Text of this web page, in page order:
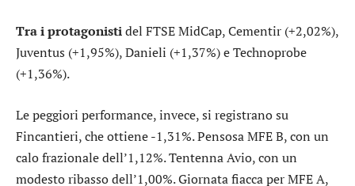
Tra i protagonistidel FTSE MidCap,Cementir (+2,02%),
Juventus (+1,95%),Danieli (+1,37%) eTechnoprobe
(+1,36%).
Le peggiori performance, invece, si registrano su
Fincantieri, che ottiene -1,31%. PensosaMFE B, con un
calo frazionale dell’1,12%. TentennaAvio, con un
modesto ribasso dell’1,00%. Giornata fiacca perMFE A,